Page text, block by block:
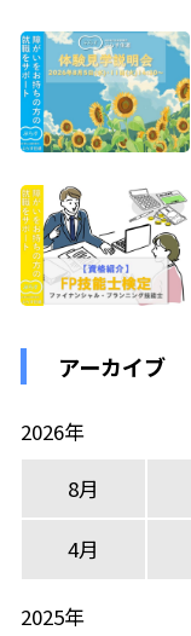
アーカイブ
2026年
8月
4月
2025年